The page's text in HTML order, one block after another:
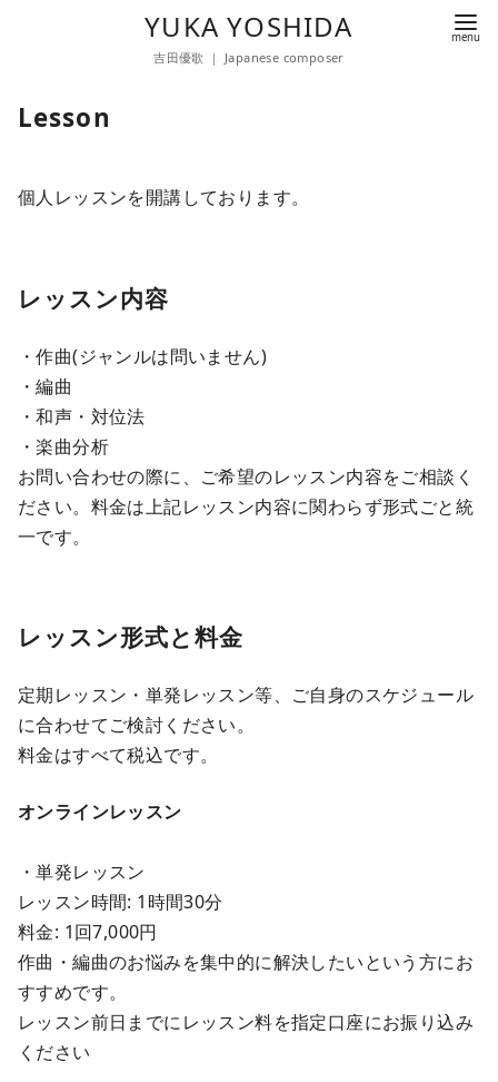
YUKA YOSHIDA
吉田優歌 ｜ Japanese composer
Lesson
個人レッスンを開講しております。
レッスン内容
・作曲(ジャンルは問いません)
・編曲
・和声・対位法
・楽曲分析
お問い合わせの際に、ご希望のレッスン内容をご相談く
ださい。料金は上記レッスン内容に関わらず形式ごと統
一です。
レッスン形式と料金
定期レッスン・単発レッスン等、ご自身のスケジュール
に合わせてご検討ください。
料金はすべて税込です。
オンラインレッスン
・単発レッスン
レッスン時間: 1時間30分
料金: 1回7,000円
作曲・編曲のお悩みを集中的に解決したいという方にお
すすめです。
レッスン前日までにレッスン料を指定口座にお振り込み
ください